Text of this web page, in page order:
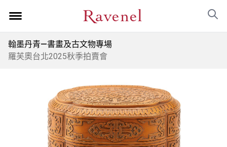
翰墨丹青—書畫及古文物專場
羅芙奧台北2025秋季拍賣會